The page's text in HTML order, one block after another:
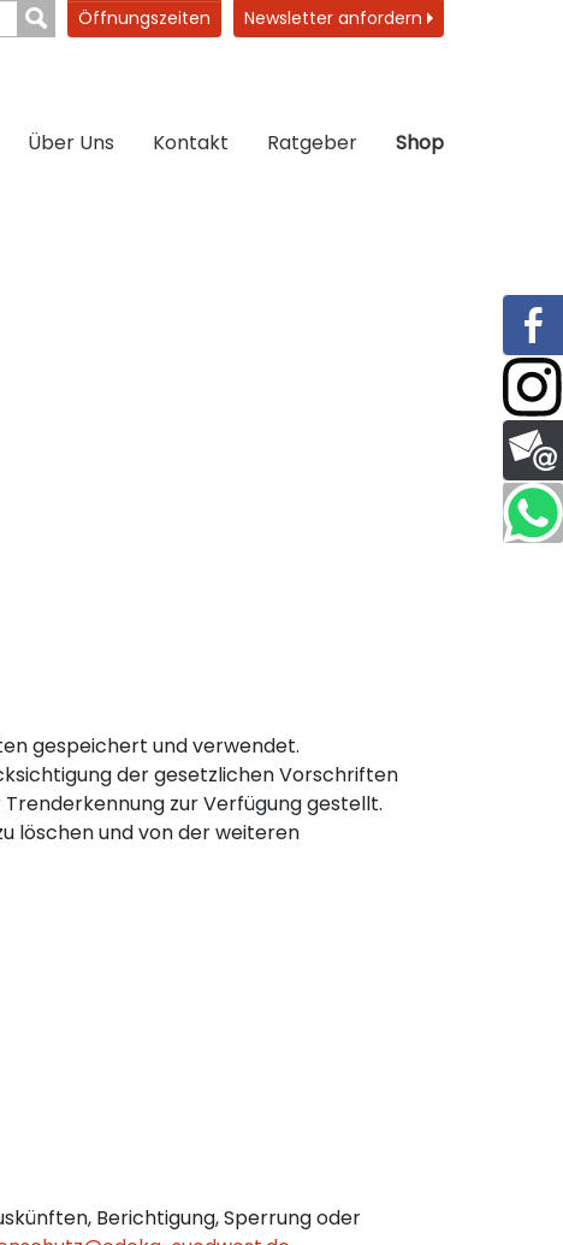
Öffnungszeiten Newsletter anfordern
Über Uns Kontakt Ratgeber Shop
gespeichert und verwendet.
der gesetzlichen Vorschriften
zur Verfügung gestellt.
löschen und von der weiteren
Berichtigung, Sperrung oder